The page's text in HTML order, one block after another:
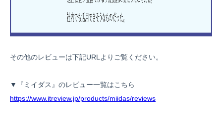
その他のレビューは下記URLよりご覧ください。
▼『ミイダス』のレビュー一覧はこちら
https://www.itreview.jp/products/miidas/reviews